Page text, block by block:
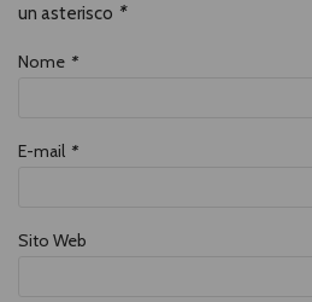
un asterisco *
Nome *
E-mail *
Sito Web